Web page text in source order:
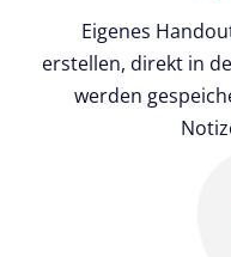
Eigenes
erstellen, direkt in
werden